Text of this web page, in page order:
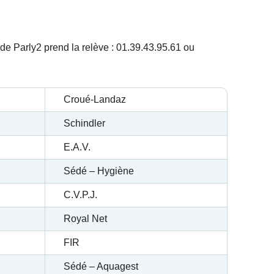
Parly2 prend la relève : 01.39.43.95.61 ou
Croué-Landaz
Schindler
E.A.V.
Sédé – Hygiène
C.V.P.J.
Royal Net
FIR
Sédé – Aquagest